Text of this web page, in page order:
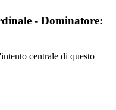
- Dominatore:
centrale di questo